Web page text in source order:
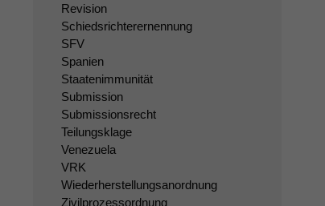
Revision
Schiedsrichterernennung
SFV
Spanien
Staatenimmunität
Submission
Submissionsrecht
Teilungsklage
Venezuela
VRK
Wiederherstellungsanordnung
Zivilprozessordnung